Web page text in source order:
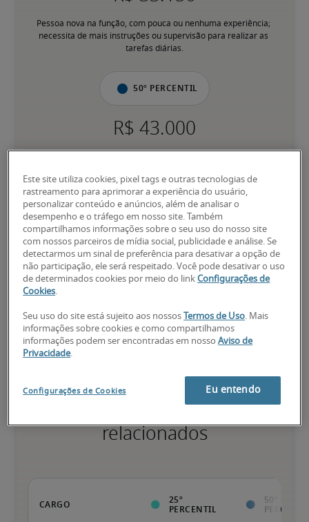
Pessoa nova na função, com pouca ou nenhuma experiência;
necessita de mais instruções ou supervisão para realizar as
tarefas diárias.
50º percentil
familiarizada com processos e assuntos relacionados ao cargo.
75º percentil
Valor da pessoa para a organização vai além da execução das
especializações e certificações; pessoa pronta para avançar.
Salários para cargos
relacionados
Este site utiliza cookies, pixel tags e outras tecnologias de
rastreamento para aprimorar a experiência do usuário,
personalizar conteúdo e anúncios, além de analisar o
desempenho e o tráfego em nosso site. Também
compartilhamos informações sobre o seu uso do nosso site
com nossos parceiros de mídia social, publicidade e análise. Se
detectarmos um sinal de preferência para desativar a opção de
não participação, ele será respeitado. Você pode desativar o uso
de determinados cookies por meio do linkConfigurações de
Cookies.
Seu uso do site está sujeito aos nossos Termos de Uso. Mais
informações sobre cookies e como compartilhamos
informações podem ser encontradas em nossoAviso de
Privacidade.
Configurações de Cookies Eu entendo